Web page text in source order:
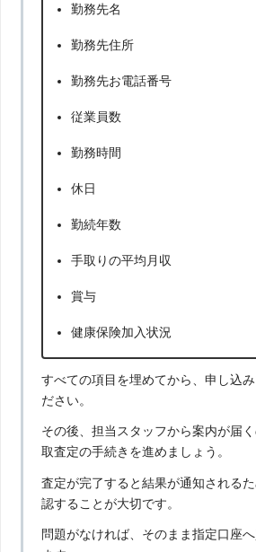
勤務先名
勤務先住所
勤務先お電話番号
従業員数
勤務時間
休日
勤続年数
手取りの平均月収
賞与
健康保険加入状況
すべての項目を埋めてから、申し込
ださい。
その後、担当スタッフから案内が届
取査定の手続きを進めましょう。
査定が完了すると結果が通知される
認することが大切です。
問題がなければ、そのまま指定口座